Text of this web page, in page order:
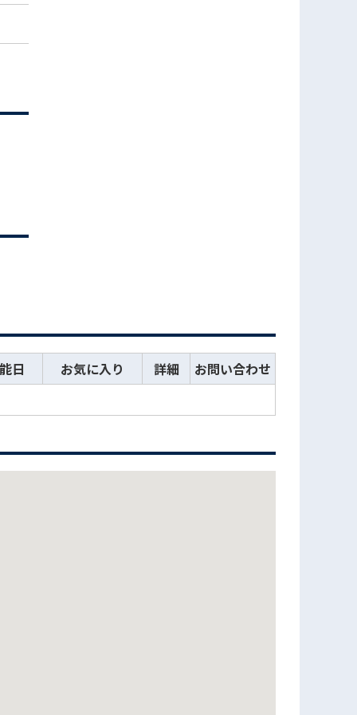
日 お気に入り 詳細
お問い合わせ